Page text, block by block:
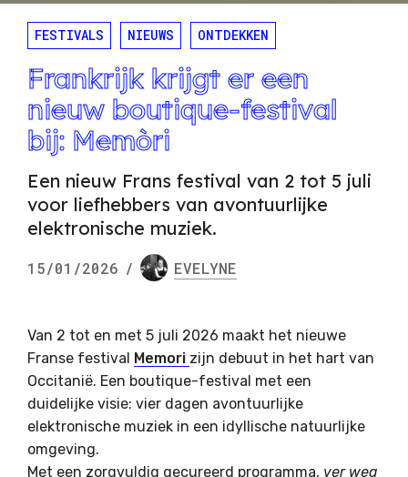
FESTIVALS NIEUWS ONTDEKKEN
Frankrijk krijgt er een
nieuw boutique-festival
bij: Memòri
Een nieuw Frans festival van 2 tot 5 juli
voor liefhebbers van avontuurlijke
elektronische muziek.
15/01/2026 / EVELYNE
Van 2 tot en met 5 juli 2026 maakt het nieuwe
Franse festival
Memori zijn debuut in het hart van
Occitanië. Een boutique-festival met een
duidelijke visie: vier dagen avontuurlijke
elektronische muziek in een idyllische natuurlijke
omgeving.
Met een zorgvuldig gecureerd programma, ver weg